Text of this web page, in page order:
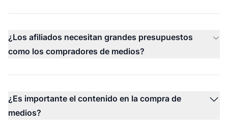
¿Los afiliados necesitan grandes presupuestos
como los compradores de medios?
¿Es importante el contenido en la compra de
medios?